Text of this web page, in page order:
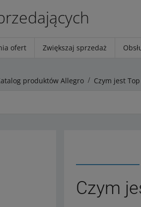
ofert Zwiększaj sprzedaż
produktów Allegro Czym jest
Czym